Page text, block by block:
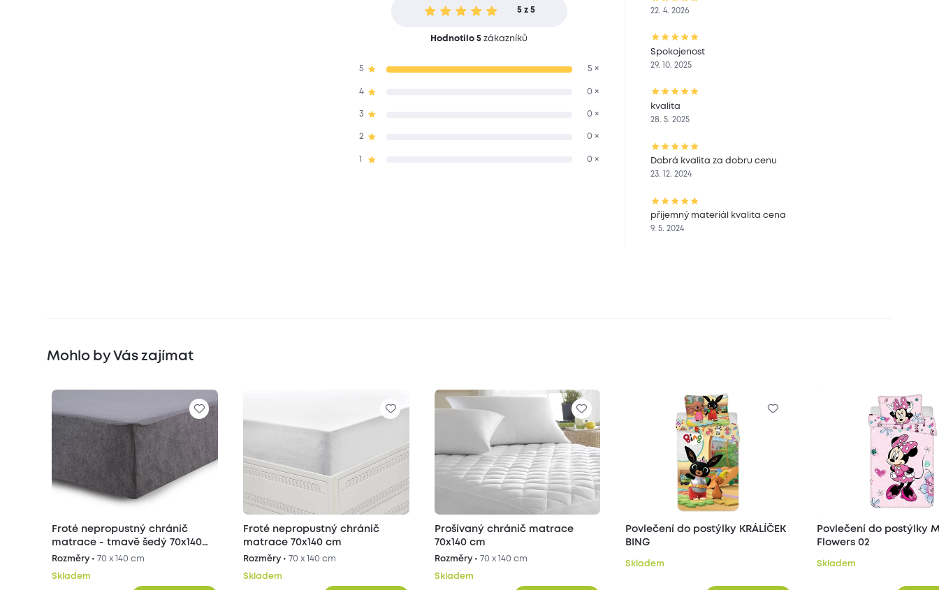
5 z 5
Hodnotilo 5 zákazníků
5 5 ×
4 0 ×
3 0 ×
2 0 ×
0 ×
22. 4. 2026
Spokojenost
29. 10. 2025
kvalita
28. 5. 2025
Dobrá kvalita za dobru cenu
23. 12. 2024
příjemný materiál kvalita cena
9. 5. 2024
Mohlo by Vás zajímat
Froté nepropustný chránič
matrace - tmavě šedý 70x140
cm
Rozměry • 70 x 140 cm
Skladem
Froté nepropustný chránič
matrace 70x140 cm
Rozměry • 70 x 140 cm
Skladem
Prošívaný chránič matrace
70x140 cm
Rozměry • 70 x 140 cm
Skladem
Povlečení do postýlky KRÁLÍČEK
BING
Skladem
Povlečení do postýlky
Flowers 02
Skladem